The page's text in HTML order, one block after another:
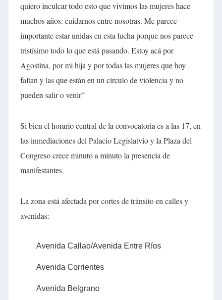
quiero inculcar todo esto que vivimos las mujeres hace
muchos años: cuidarnos entre nosotras. Me parece
importante estar unidas en esta lucha porque nos parece
tristísimo todo lo que está pasando. Estoy acá por
Agostina, por mi hija y por todas las mujeres que hoy
faltan y las que están en un círculo de violencia y no
pueden salir o venir”
Si bien el horario central de la convocatoria es a las 17, en
las inmediaciones del Palacio Legislatvio y la Plaza del
Congreso crece minuto a minuto la presencia de
manifestantes.
La zona está afectada por cortes de tránsito en calles y
avenidas:
Avenida Callao/Avenida Entre Ríos
Avenida Corrientes
Avenida Belgrano